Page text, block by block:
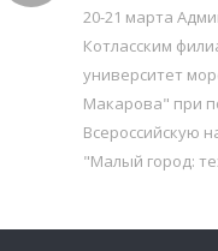
20-21 марта
Котласским
университет
Макарова" при
Всероссийскую
"Малый город: